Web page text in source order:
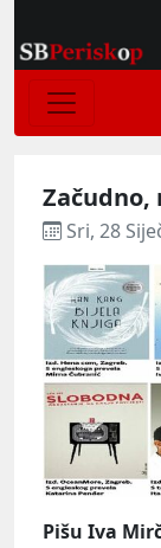
Sri, 28
Pišu Iva